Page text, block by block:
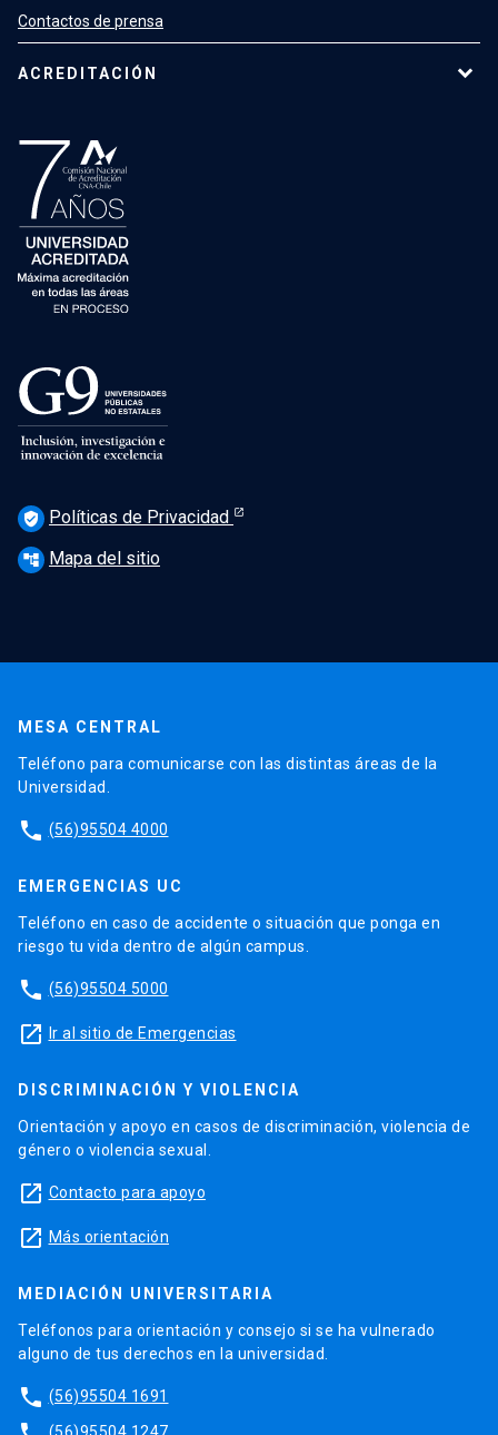
Contactos de prensa
ACREDITACIÓN
verified_user Políticas de Privacidad
account_tree Mapa del sitio
MESA CENTRAL
Teléfono para comunicarse con las distintas áreas de la
Universidad.
phone (56)95504 4000
EMERGENCIAS UC
Teléfono en caso de accidente o situación que ponga en
riesgo tu vida dentro de algún campus.
phone (56)95504 5000
launch Ir al sitio de Emergencias
DISCRIMINACIÓN Y VIOLENCIA
Orientación y apoyo en casos de discriminación, violencia de
género o violencia sexual.
launch Contacto para apoyo
launch Más orientación
MEDIACIÓN UNIVERSITARIA
Teléfonos para orientación y consejo si se ha vulnerado
alguno de tus derechos en la universidad.
phone (56)95504 1691
(56)95504 1247